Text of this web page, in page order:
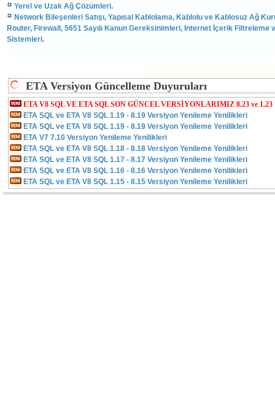
Yerel ve Uzak Ağ Çözümleri.
Network Bileşenleri Satışı, Yapısal Kablolama, Kablolu ve Kablosuz Ağ
Router, Firewall, 5651 Sayılı Kanun Gereksinimleri, Internet İçerik Filtreleme
Sistemleri.
ETA Versiyon Güncelleme Duyuruları
ETA V8 SQL VE ETA SQL SON GÜNCEL VERSİYONLARIMIZ 8.23 ve 1.23
ETA SQL ve ETA V8 SQL 1.19 - 8.19 Versiyon Yenileme Yenilikleri
ETA SQL ve ETA V8 SQL 1.19 - 8.19 Versiyon Yenileme Yenilikleri
ETA V7 7.10 Versiyon Yenileme Yenilikleri
ETA SQL ve ETA V8 SQL 1.18 - 8.18 Versiyon Yenileme Yenilikleri
ETA SQL ve ETA V8 SQL 1.17 - 8.17 Versiyon Yenileme Yenilikleri
ETA SQL ve ETA V8 SQL 1.16 - 8.16 Versiyon Yenileme Yenilikleri
ETA SQL ve ETA V8 SQL 1.15 - 8.15 Versiyon Yenileme Yenilikleri